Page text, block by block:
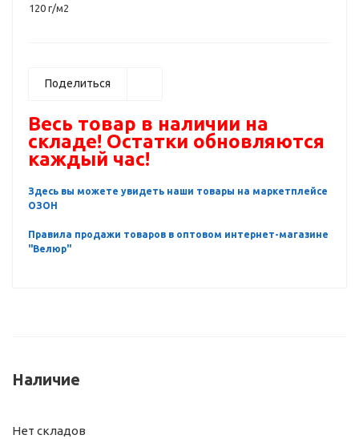
120 г/м2
Поделиться
Весь товар в наличии на
складе! Остатки обновляются
каждый час!
Здесь вы можете увидеть наши товары на маркетплейсе
ОЗОН
Правила продажи товаров в оптовом интернет-магазине
"Велюр"
Наличие
Нет складов